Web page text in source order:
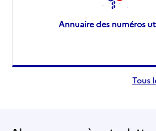
Annuaire des numéros
Tous